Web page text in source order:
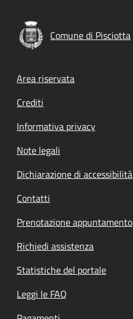
Comune di Pisciotta
Footer menu
Area riservata
Crediti
Informativa privacy
Note legali
Dichiarazione di accessibilità
Contatti
Prenotazione appuntamento
Richiedi assistenza
Statistiche del portale
Leggi le FAQ